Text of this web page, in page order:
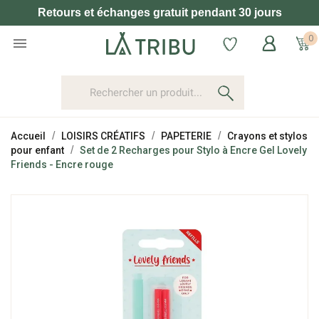
Retours et échanges gratuit pendant 30 jours
 0
Accueil LOISIRS CRÉATIFS PAPETERIE
Crayons et stylos
pour enfant
Set de 2 Recharges pour Stylo à Encre Gel Lovely
Friends - Encre rouge